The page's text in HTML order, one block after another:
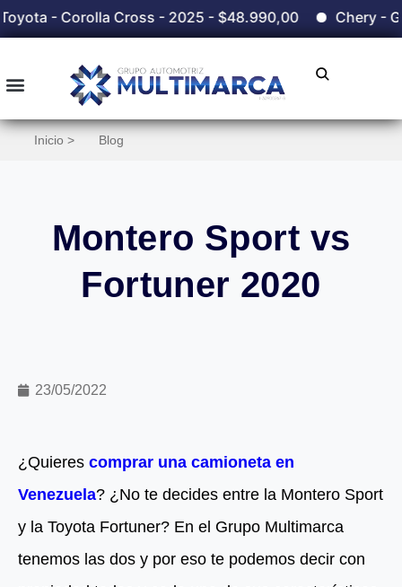
Cross - 2025 - $48.990,00 Chery - Grand Tiggo -
Inicio > Blog
Montero Sport vs
Fortuner 2020
23/05/2022
¿Quieres comprar una camioneta en
Venezuela? ¿No te decides entre la Montero Sport
y la Toyota Fortuner? En el Grupo Multimarca
tenemos las dos y por eso te podemos decir con